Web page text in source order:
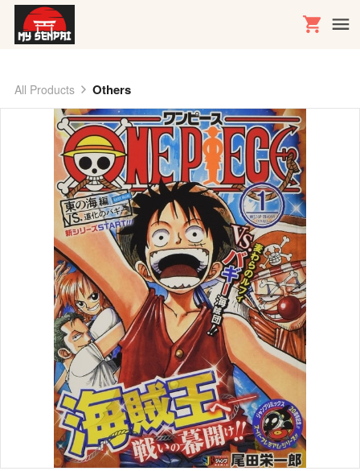
All Products Others